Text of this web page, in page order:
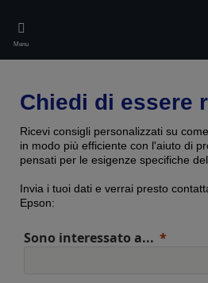
main
content
Menu
Chiedi di essere
Ricevi consigli personalizzati su
in modo più efficiente con l'aiuto di
pensati per le esigenze specifiche
Invia i tuoi dati e verrai presto
Epson:
Sono interessato a...